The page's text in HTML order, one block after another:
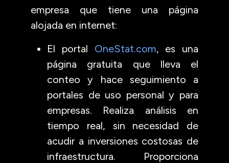
empresa que tiene una página
alojada en internet:
El portal OneStat.com, es una
página gratuita que lleva el
conteo y hace seguimiento a
portales de uso personal y para
empresas. Realiza análisis en
tiempo real, sin necesidad de
acudir a inversiones costosas de
infraestructura. Proporciona